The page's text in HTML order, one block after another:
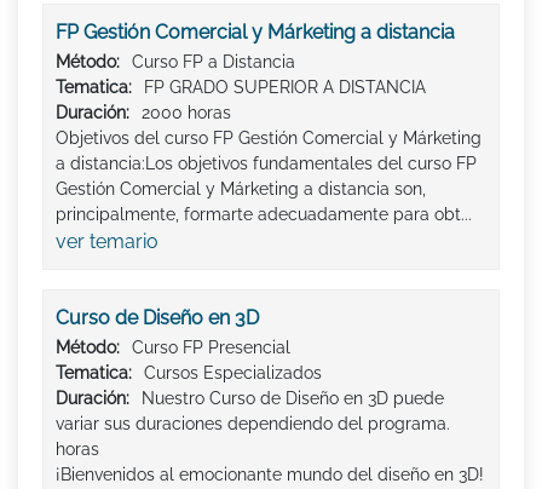
FP Gestión Comercial y Márketing a distancia
Método:
Curso FP a Distancia
Tematica:
FP GRADO SUPERIOR A DISTANCIA
Duración:
2000 horas
Objetivos del curso FP Gestión Comercial y Márketing
a distancia:Los objetivos fundamentales del curso FP
Gestión Comercial y Márketing a distancia son,
principalmente, formarte adecuadamente para obt...
ver temario
Curso de Diseño en 3D
Método:
Curso FP Presencial
Tematica:
Cursos Especializados
Duración:
Nuestro Curso de Diseño en 3D puede
variar sus duraciones dependiendo del programa.
horas
¡Bienvenidos al emocionante mundo del diseño en 3D!